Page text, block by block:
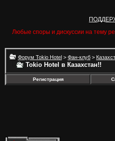
Любые споры и дискуссии на тему
Форум Tokio Hotel > Фан-клуб >
Tokio Hotel в Казахстан!!
Регистрация